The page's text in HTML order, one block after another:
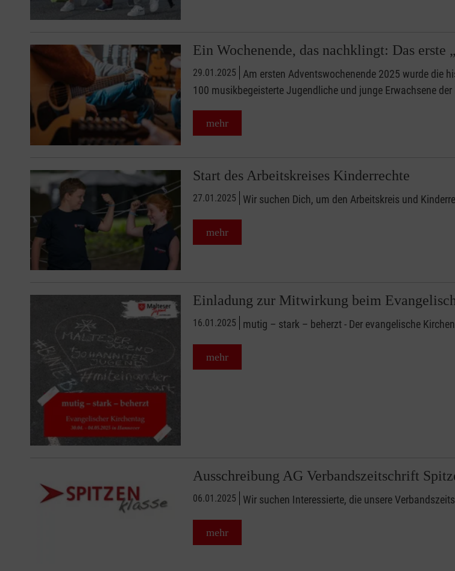
Ein Wochenende, das nachklingt: Das
29.01.2025
Am ersten Adventswochenende 2025 wurde die
100 musikbegeisterte Jugendliche und junge Erwachsene
mehr
Start des Arbeitskreises Kinderrechte
27.01.2025 Wir suchen Dich, um den Arbeitskreis und
mehr
Einladung zur Mitwirkung beim
16.01.2025 mutig – stark – beherzt - Der evangelische
mehr
Ausschreibung AG Verbandszeitschrift
06.01.2025 Wir suchen Interessierte, die unsere
mehr